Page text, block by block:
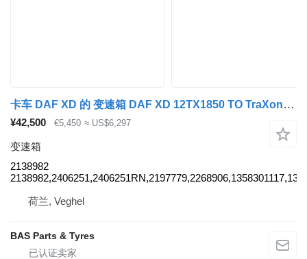
卡车 DAF XD 的 变速箱 DAF XD 12TX1850 TO TraXon 12TX1850 TO TraXon, Automatic 2138982
¥42,500 €5,450 ≈ US$6,297
变速箱
2138982
荷兰, Veghel
BAS Parts & Tyres